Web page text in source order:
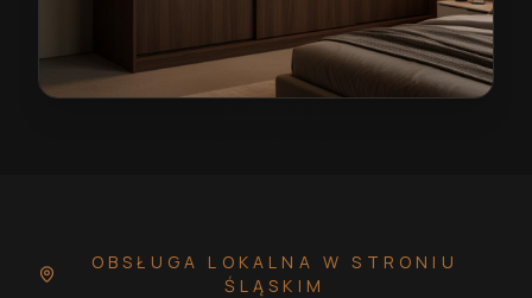
OBSŁUGA LOKALNAW STRONIU
ŚLĄSKIM